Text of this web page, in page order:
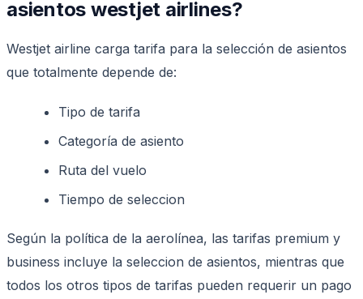
asientos westjet airlines?
Westjet airline carga tarifa para la selección de asientos
que totalmente depende de:
Tipo de tarifa
Categoría de asiento
Ruta del vuelo
Tiempo de seleccion
Según la política de la aerolínea, las tarifas premium y
business incluye la seleccion de asientos, mientras que
todos los otros tipos de tarifas pueden requerir un pago